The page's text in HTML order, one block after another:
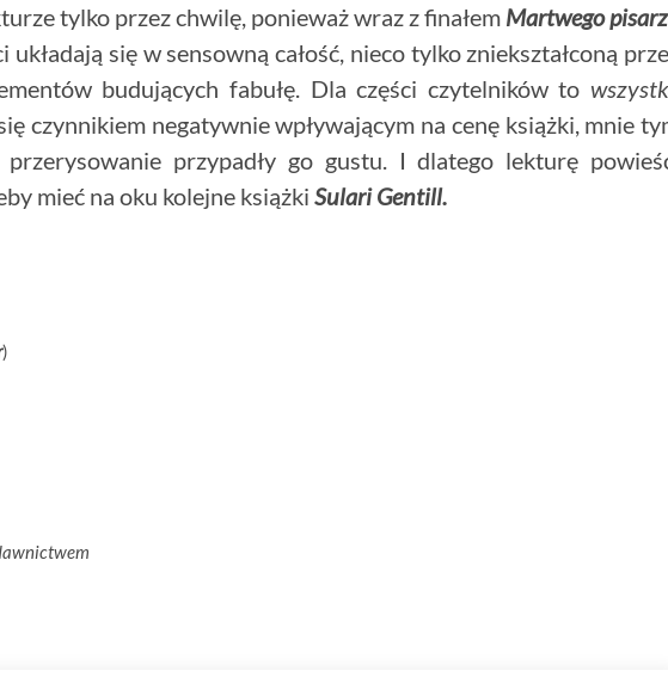
tylko przez chwilę, ponieważ wraz z finałem Martwego
się w sensowną całość, nieco tylko zniekształconą
budujących fabułę. Dla części czytelników to
czynnikiem negatywnie wpływającym na cenę książki, mnie
przypadły go gustu. I dlatego lekturę
mieć na oku kolejne książki Sulari Gentill.
)